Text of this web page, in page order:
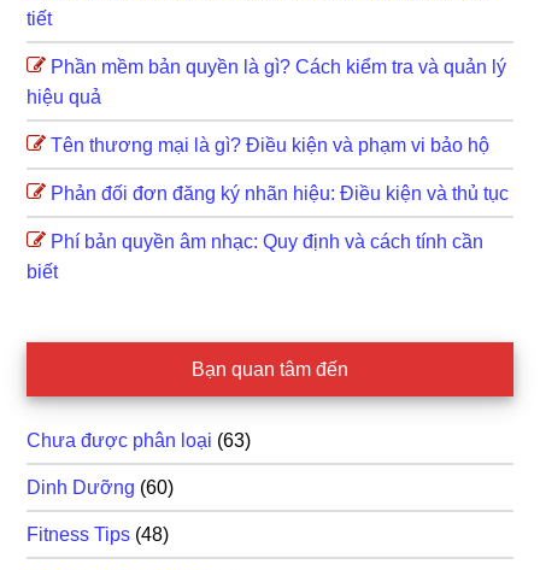
tiết
Phần mềm bản quyền là gì? Cách kiểm tra và quản lý
hiệu quả
Tên thương mại là gì? Điều kiện và phạm vi bảo hộ
Phản đối đơn đăng ký nhãn hiệu: Điều kiện và thủ tục
Phí bản quyền âm nhạc: Quy định và cách tính cần
biết
Bạn quan tâm đến
Chưa được phân loại (63)
Dinh Dưỡng (60)
Fitness Tips (48)